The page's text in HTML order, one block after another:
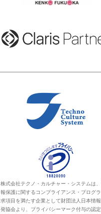
株式会社テクノ・カルチャー・システムは
報保護に関するコンプライアンス・プログ
求項目を満たす企業として財団法人日本情
発協会より、プライバシーマーク付与の認